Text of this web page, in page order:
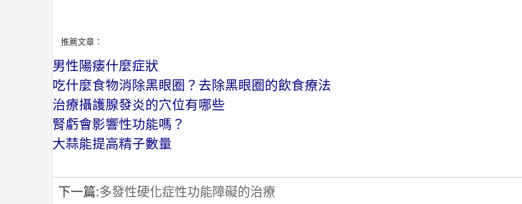
推薦文章：
男性陽痿什麼症狀
吃什麼食物消除黑眼圈？去除黑眼圈的飲食療法
治療攝護腺發炎的穴位有哪些
腎虧會影響性功能嗎？
大蒜能提高精子數量
下一篇:多發性硬化症性功能障礙的治療